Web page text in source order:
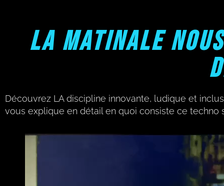
LA MATINALE
Découvrez LA discipline innovante, ludique et
vous explique en détail en quoi consiste ce techno